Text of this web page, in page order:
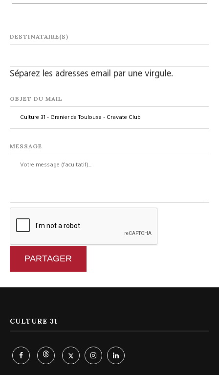
DESTINATAIRE(S)
Séparez les adresses email par une virgule.
OBJET DU MAIL
MESSAGE
PARTAGER
CULTURE 31